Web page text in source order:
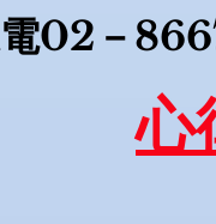
02－
心